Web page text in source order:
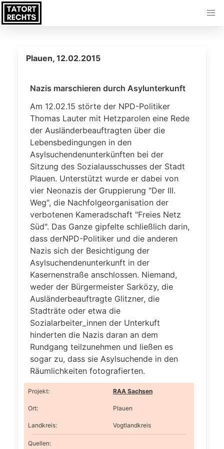
Plauen, 12.02.2015
Nazis marschieren durch Asylunterkunft
Am 12.02.15 störte der NPD-Politiker
Thomas Lauter mit Hetzparolen eine Rede
der Ausländerbeauftragten über die
Lebensbedingungen in den
Asylsuchendenunterkünften bei der
Sitzung des Sozialausschusses der Stadt
Plauen. Unterstützt wurde er dabei von
vier Neonazis der Gruppierung "Der III.
Weg", die Nachfolgeorganisation der
verbotenen Kameradschaft "Freies Netz
Süd". Das Ganze gipfelte schließlich darin,
dass derNPD-Politiker und die anderen
Nazis sich der Besichtigung der
Asylsuchendenunterkunft in der
Kasernenstraße anschlossen. Niemand,
weder der Bürgermeister Sarközy, die
Ausländerbeauftragte Glitzner, die
Stadträte oder etwa die
Sozialarbeiter_innen der Unterkuft
hinderten die Nazis daran an dem
Rundgang teilzunehmen und ließen es
sogar zu, dass sie Asylsuchende in den
Räumlichkeiten fotografierten.
Projekt: RAA Sachsen
Ort: Plauen
Landkreis: Vogtlandkreis
Quellen: